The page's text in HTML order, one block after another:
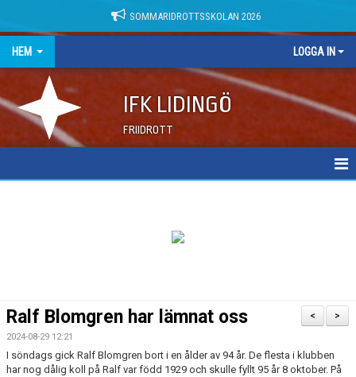
SOMMARIDROTTSSKOLAN 2026
HEM LOGGA IN
IFK LIDINGÖ
FRIIDROTT
>
<
Ralf Blomgren har lämnat oss
2024-08-29 12:21
I söndags gick Ralf Blomgren bort i en ålder av 94 år. De flesta i klubben
har nog dålig koll på Ralf var född 1929 och skulle fyllt 95 år 8 oktober. På